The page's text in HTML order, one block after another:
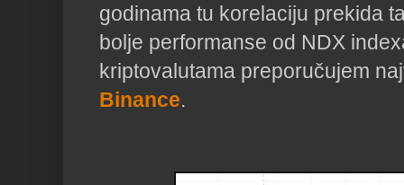
godinama tu korelaciju prekida
bolje performanse od NDX
kriptovalutama preporučujem
Binance.